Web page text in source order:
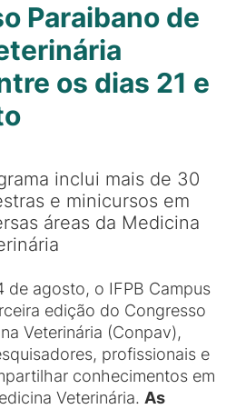
Paraibano de
os dias 21 e
inclui mais de 30
e minicursos em
áreas da Medicina
de agosto, o IFPB Campus
edição do Congresso
Veterinária (Conpav),
profissionais e
conhecimentos em
Veterinária. As